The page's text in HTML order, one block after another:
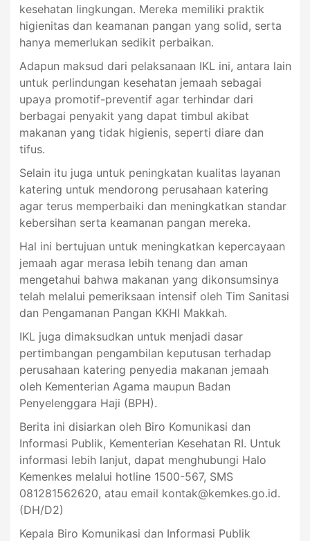
kesehatan lingkungan. Mereka memiliki praktik
higienitas dan keamanan pangan yang solid, serta
hanya memerlukan sedikit perbaikan.
Adapun maksud dari pelaksanaan IKL ini, antara lain
untuk perlindungan kesehatan jemaah sebagai
upaya promotif-preventif agar terhindar dari
berbagai penyakit yang dapat timbul akibat
makanan yang tidak higienis, seperti diare dan
tifus.
Selain itu juga untuk peningkatan kualitas layanan
katering untuk mendorong perusahaan katering
agar terus memperbaiki dan meningkatkan standar
kebersihan serta keamanan pangan mereka.
Hal ini bertujuan untuk meningkatkan kepercayaan
jemaah agar merasa lebih tenang dan aman
mengetahui bahwa makanan yang dikonsumsinya
telah melalui pemeriksaan intensif oleh Tim Sanitasi
dan Pengamanan Pangan KKHI Makkah.
IKL juga dimaksudkan untuk menjadi dasar
pertimbangan pengambilan keputusan terhadap
perusahaan katering penyedia makanan jemaah
oleh Kementerian Agama maupun Badan
Penyelenggara Haji (BPH).
Berita ini disiarkan oleh Biro Komunikasi dan
Informasi Publik, Kementerian Kesehatan RI. Untuk
informasi lebih lanjut, dapat menghubungi Halo
Kemenkes melalui hotline 1500-567, SMS
081281562620, atau email kontak@kemkes.go.id.
(DH/D2)
Kepala Biro Komunikasi dan Informasi Publik